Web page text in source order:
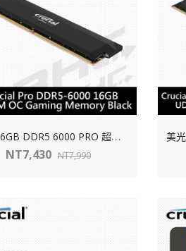
美
光 16GB DDR5 6000 PRO 超頻 黑散熱片
NT7,430 NT7,990